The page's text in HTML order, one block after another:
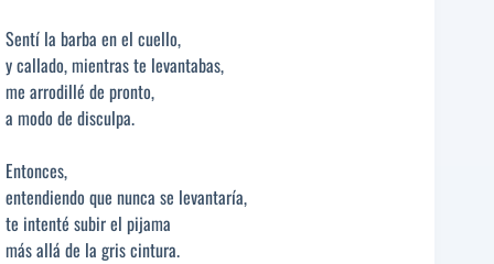
Sentí la barba en el cuello,
y callado, mientras te levantabas,
me arrodillé de pronto,
a modo de disculpa.
Entonces,
entendiendo que nunca se levantaría,
te intenté subir el pijama
más allá de la gris cintura.